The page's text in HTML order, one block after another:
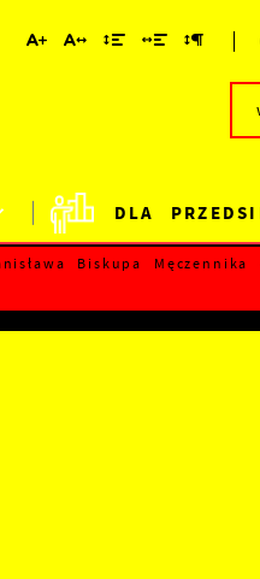
DLA
Biskupa